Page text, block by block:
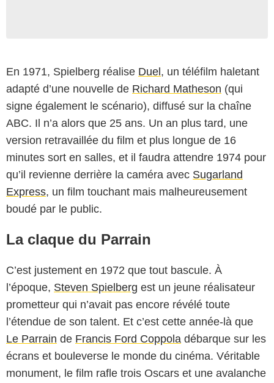
En 1971, Spielberg réalise Duel, un téléfilm haletant
adapté d’une nouvelle de Richard Matheson (qui
signe également le scénario), diffusé sur la chaîne
ABC. Il n’a alors que 25 ans. Un an plus tard, une
version retravaillée du film et plus longue de 16
minutes sort en salles, et il faudra attendre 1974 pour
qu’il revienne derrière la caméra avec Sugarland
Express, un film touchant mais malheureusement
boudé par le public.
La claque du Parrain
C’est justement en 1972 que tout bascule. À
l’époque, Steven Spielberg est un jeune réalisateur
prometteur qui n’avait pas encore révélé toute
l’étendue de son talent. Et c’est cette année-là que
Le Parrain de Francis Ford Coppola débarque sur les
écrans et bouleverse le monde du cinéma. Véritable
monument, le film rafle trois Oscars et une avalanche